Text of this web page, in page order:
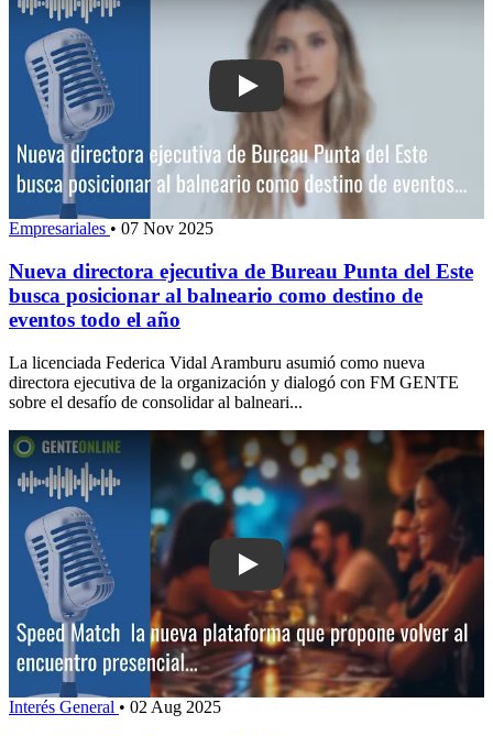
Play: Nueva directora ejecutiva de
Empresariales • 07 Nov 2025
Nueva directora ejecutiva de Bureau Punta del Este
busca posicionar al balneario como destino de
eventos todo el año
La licenciada Federica Vidal Aramburu asumió como nueva
directora ejecutiva de la organización y dialogó con FM GENTE
sobre el desafío de consolidar al balneari...
Play: Speed Match : la nueva
Interés General • 02 Aug 2025